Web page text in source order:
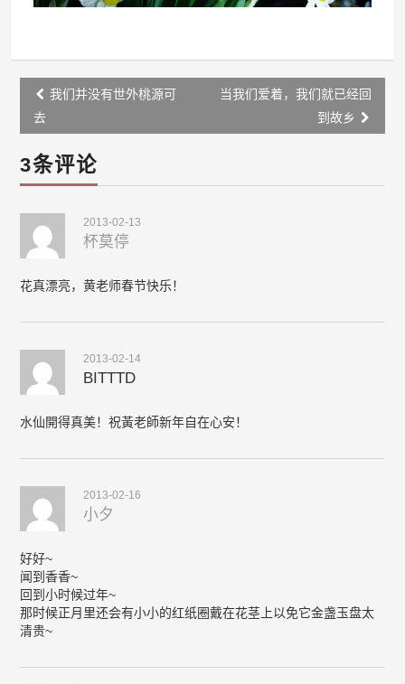
Post
navigation
我们并没有世外桃源可
去
当我们爱着，我们就已经回
到故乡
3条评论
2013-02-13
杯莫停
花真漂亮，黄老师春节快乐！
2013-02-14
BITTTD
水仙開得真美！祝黃老師新年自在心安！
2013-02-16
小夕
好好~
闻到香香~
回到小时候过年~
那时候正月里还会有小小的红纸圈戴在花茎上以免它金盏玉盘太
清贵~